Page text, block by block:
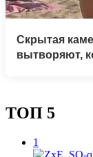
Скрытая
вытворяют,
ТОП 5
1